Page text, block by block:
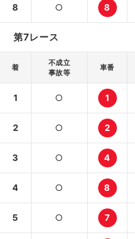
8 ○ 8
第7レース
着
不成立
事故等
車番
1 ○ 1
2 ○ 2
3 ○ 4
4 ○ 8
5 ○ 7